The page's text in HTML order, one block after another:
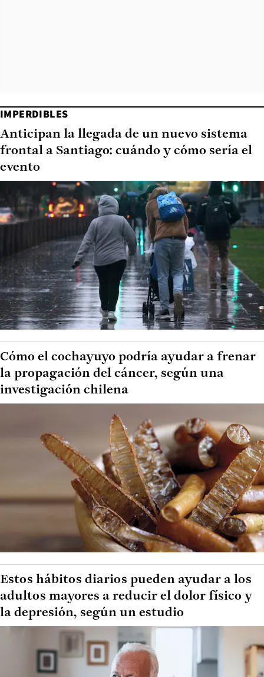
IMPERDIBLES
Anticipan la llegada de un nuevo sistema
frontal a Santiago: cuándo y cómo sería el
evento
Cómo el cochayuyo podría ayudar a frenar
la propagación del cáncer, según una
investigación chilena
Estos hábitos diarios pueden ayudar a los
adultos mayores a reducir el dolor físico y
la depresión, según un estudio